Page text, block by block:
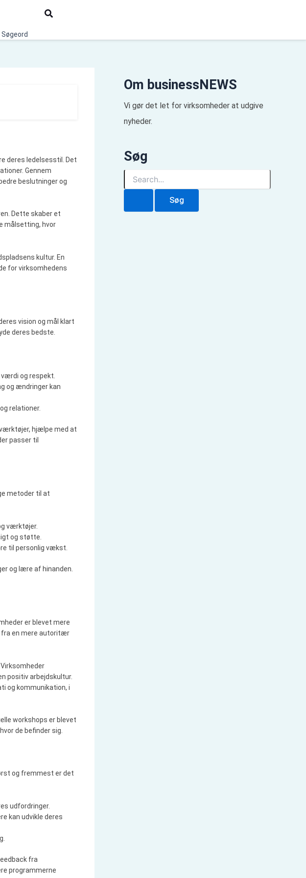
Søg
Søgeord
deres ledelsesstil. Det
Gennem
beslutninger og
Dette skaber et
målsetting, hvor
kultur. En
for virksomhedens
vision og mål klart
deres bedste.
og respekt.
og ændringer kan
relationer.
hjælpe med at
passer til
metoder til at
værktøjer.
og støtte.
til personlig vækst.
og lære af hinanden.
er blevet mere
fra en mere autoritær
positiv arbejdskultur.
og kommunikation, i
workshops er blevet
de befinder sig.
og fremmest er det
udfordringer.
kan udvikle deres
fra
programmerne
Om businessNEWS
Vi gør det let for virksomheder at udgive
nyheder.
Søg
f